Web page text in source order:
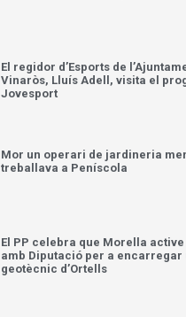
El regidor d’Esports de
Vinaròs, Lluís Adell, visita el
Jovesport
Mor un operari de jardineria
treballava a Peníscola
El PP celebra que Morella
amb Diputació per a encarregar
geotècnic d’Ortells